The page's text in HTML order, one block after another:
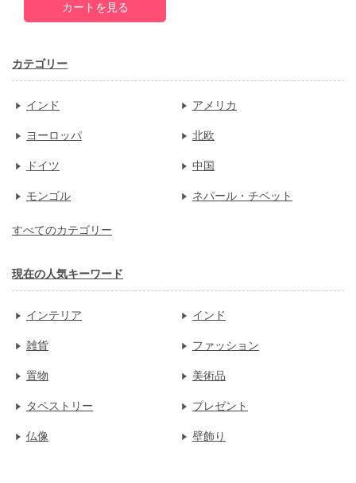
カートを見る
カテゴリー
インド アメリカ
ヨーロッパ 北欧
ドイツ 中国
モンゴル ネパール・チベット
すべてのカテゴリー
現在の人気キーワード
インテリア インド
雑貨 ファッション
置物 美術品
タペストリー プレゼント
仏像 壁飾り